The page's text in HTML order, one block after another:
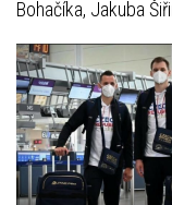
Bohačíka, Jakuba